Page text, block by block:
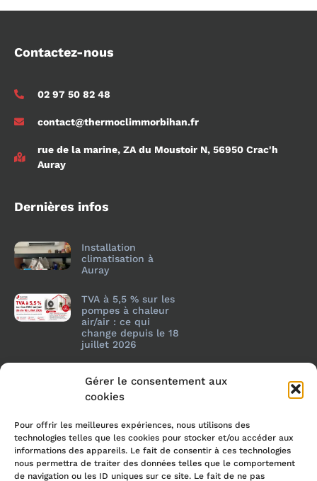
Gérer le consentement aux
cookies
Pour offrir les meilleures expériences, nous utilisons des
technologies telles que les cookies pour stocker et/ou accéder aux
informations des appareils. Le fait de consentir à ces technologies
nous permettra de traiter des données telles que le comportement
de navigation ou les ID uniques sur ce site. Le fait de ne pas
Contactez-nous
02 97 50 82 48
contact@thermoclimmorbihan.fr
rue de la marine, ZA du Moustoir N, 56950 Crac'h
Auray
Dernières infos
Installation
climatisation à
Auray
TVA à 5,5 % sur les
pompes à chaleur
air/air : ce qui
change depuis le 18
juillet 2026